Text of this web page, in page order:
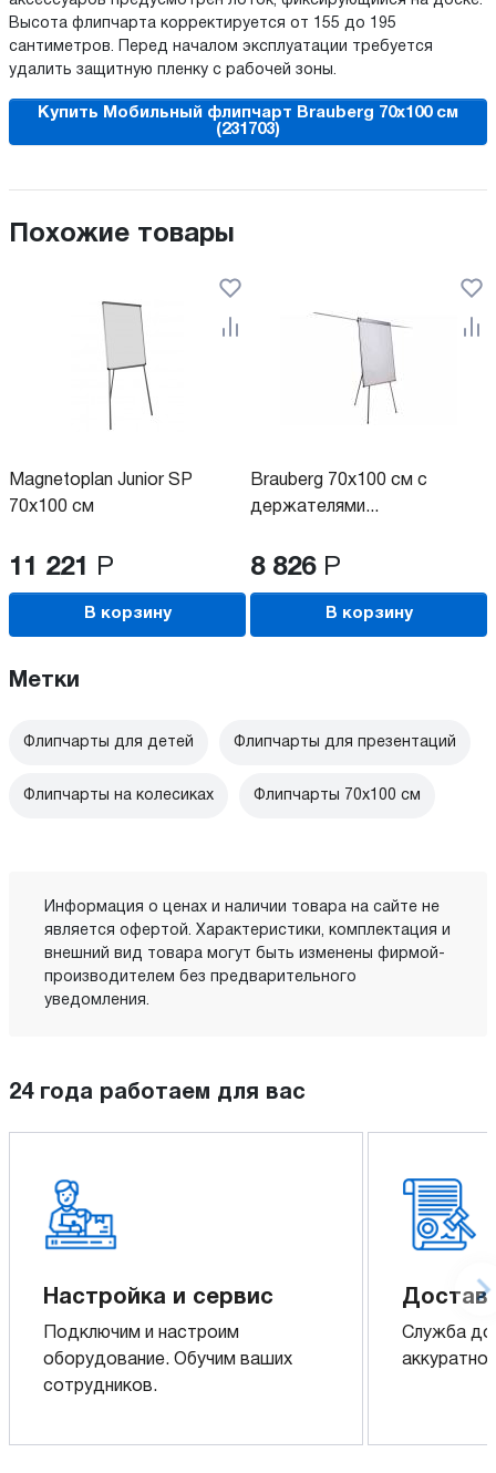
Высота флипчарта корректируется от 155 до 195
сантиметров. Перед началом эксплуатации требуется
удалить защитную пленку с рабочей зоны.
Купить Мобильный флипчарт Brauberg 70x100 см
(231703)
Похожие товары
Magnetoplan Junior SP
70x100 см
11 221 Р
В корзину
Brauberg 70x100 см с
держателями...
8 826 Р
В корзину
Метки
Флипчарты для детей Флипчарты для презентаций
Флипчарты на колесиках Флипчарты 70x100 см
Информация о ценах и наличии товара на сайте не
является офертой. Характеристики, комплектация и
внешний вид товара могут быть изменены фирмой-
производителем без предварительного
уведомления.
24 года работаем для вас
Настройка и сервис
Подключим и настроим
оборудование. Обучим ваших
сотрудников.
Служба
аккуратно